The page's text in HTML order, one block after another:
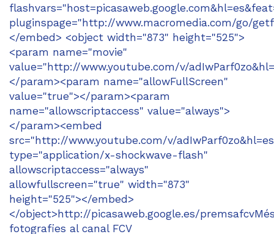
pluginspage="http://www.macromedia.com/go/
</embed> <object width="873" height="525">
<param name="movie"
value="http://www.youtube.com/v/
</param><param name="allowFullScreen"
value="true"></param><param
name="allowscriptaccess" value="always">
</param><embed
src="http://www.youtube.com/v/
type="application/x-shockwave-flash"
allowscriptaccess="always"
allowfullscreen="true" width="873"
height="525"></embed>
</object>http://picasaweb.google.es/
fotografies al canal FCV